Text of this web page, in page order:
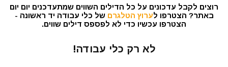
רוצים לקבל עדכונים על כל הדילים השווים שמתעדכנים יום יום
באתר? הצטרפו לערוץ הטלגרם של כלי עבודה יד ראשונה -
הצטרפו עכשיו כדי לא לפספס דילים שווים.
לא רק כלי עבודה!